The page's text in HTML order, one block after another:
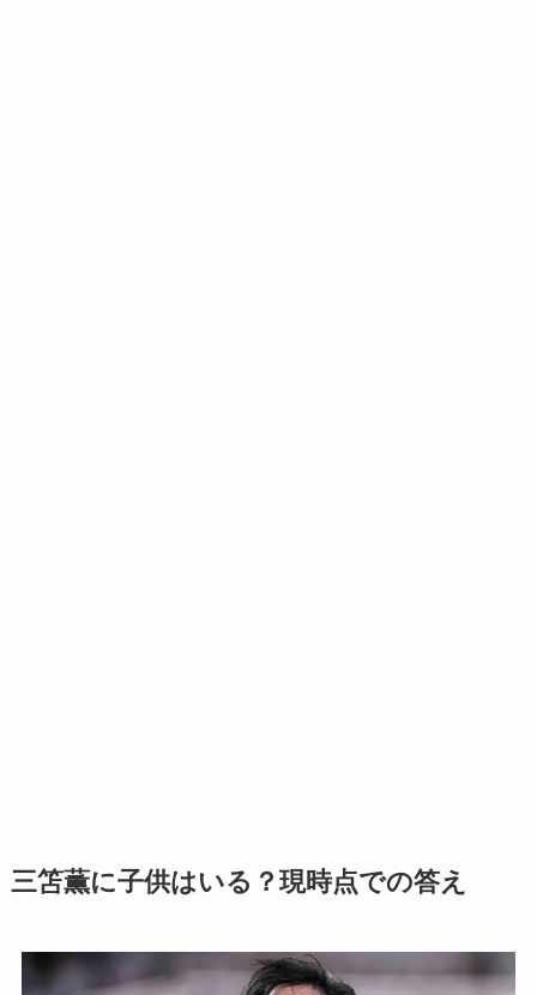
三笘薫に子供はいる？現時点での答え